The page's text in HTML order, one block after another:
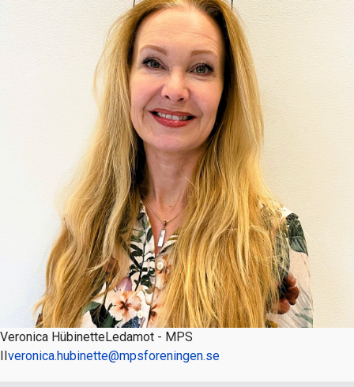
Veronica HübinetteLedamot - MPS
IIveronica.hubinette@mpsforeningen.se